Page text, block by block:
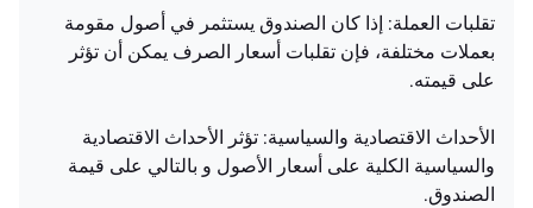
تقلبات العملة: إذا كان الصندوق يستثمر في أصول مقومة
بعملات مختلفة، فإن تقلبات أسعار الصرف يمكن أن تؤثر
على قيمته.
الأحداث الاقتصادية والسياسية: تؤثر الأحداث الاقتصادية
والسياسية الكلية على أسعار الأصول و بالتالي على قيمة
الصندوق.